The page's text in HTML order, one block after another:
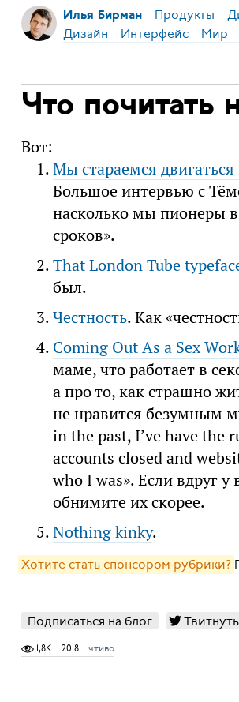
Илья Бирман Продукты
Дизайн Интерфейс Мир
Что почитать
Вот:
Мы стараемся двигаться
Большое интервью с
насколько мы пионеры
сроков».
That London Tube
был.
Честность. Как
Coming Out As a Sex
маме, что работает в
а про то, как страшно
не нравится безумным
in the past, I’ve have the
accounts closed and
who I was». Если вдруг у
обнимите их скорее.
Nothing kinky.
Хотите стать спонсором рубрики?
Подписаться на блог Твитнуть
1,8K 2018 чтиво